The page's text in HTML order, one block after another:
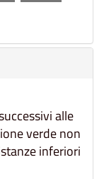
alle
verde non
inferiori